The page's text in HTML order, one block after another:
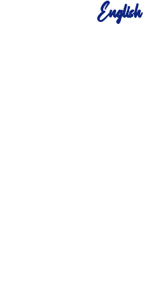
English